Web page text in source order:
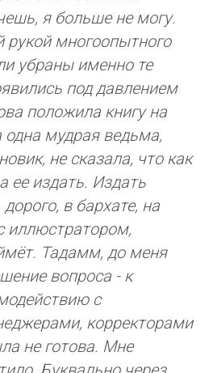
я больше не могу.
рукой многоопытного
убраны именно те
под давлением
положила книгу на
одна мудрая ведьма,
не сказала, что как
ее издать. Издать
в бархате, на
иллюстратором,
Тадамм, до меня
вопроса - к
с
корректорами
не готова. Мне